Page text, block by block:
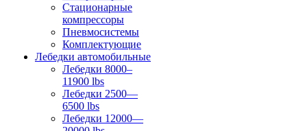
Стационарные
компрессоры
Пневмосистемы
Комплектующие
Лебедки автомобильные
Лебедки 8000–
11900 lbs
Лебедки 2500—
6500 lbs
Лебедки 12000—